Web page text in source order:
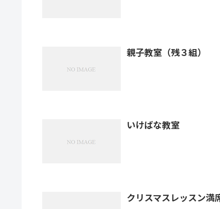
親子教室（残３組）
いけばな教室
クリスマスレッスン満